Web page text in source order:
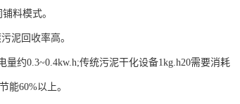
料模式。
泥回收率高。
约0.3~0.4kw.h;传统污泥干化设备1kg.h20需要消耗
能60%以上。